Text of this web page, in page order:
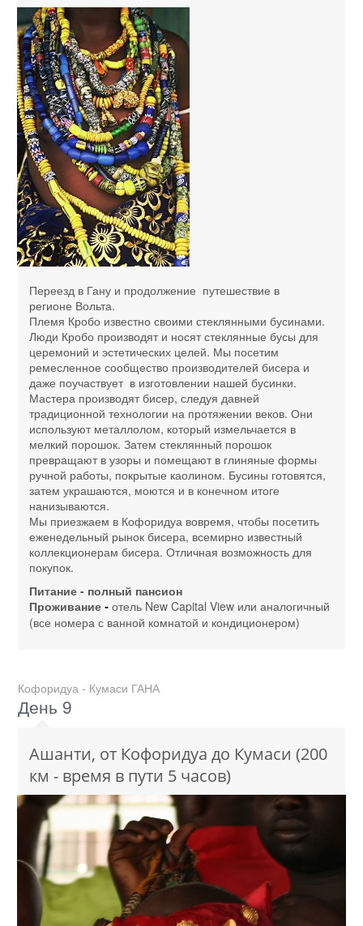
Переезд в Гану и продолжение путешествие в
регионе Вольта.
Племя Кробо известно своими стеклянными бусинами.
Люди Кробо производят и носят стеклянные бусы для
церемоний и эстетических целей. Мы посетим
ремесленное сообщество производителей бисера и
даже поучаствует в изготовлении нашей бусинки.
Мастера производят бисер, следуя давней
традиционной технологии на протяжении веков. Они
используют металлолом, который измельчается в
мелкий порошок. Затем стеклянный порошок
превращают в узоры и помещают в глиняные формы
ручной работы, покрытые каолином. Бусины готовятся,
затем украшаются, моются и в конечном итоге
нанизываются.
Мы приезжаем в Кофоридуа вовремя, чтобы посетить
еженедельный рынок бисера, всемирно известный
коллекционерам бисера. Отличная возможность для
покупок.
Питание - полный пансион
Проживание - отель New Capital View или аналогичный
(все номера с ванной комнатой и кондиционером)
Кофоридуа - Кумаси ГАНА
День 9
Ашанти, от Кофоридуа до Кумаси (200
км - время в пути 5 часов)